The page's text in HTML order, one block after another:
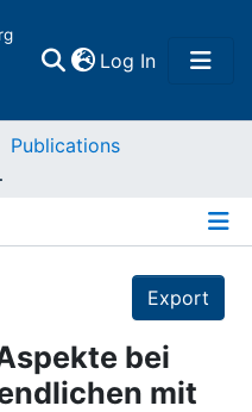
Log In(current)
Publications
Diabetes
Export
bei
mit